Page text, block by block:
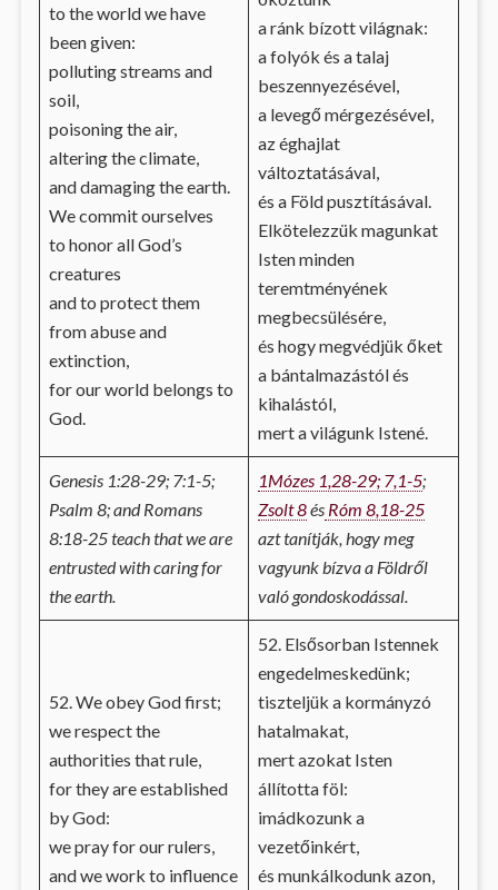
to the world we have
been given:
polluting streams and
soil,
poisoning the air,
altering the climate,
and damaging the earth.
We commit ourselves
to honor all God’s
creatures
and to protect them
from abuse and
extinction,
for our world belongs to
God.
a ránk bízott világnak:
a folyók és a talaj
beszennyezésével,
a levegő mérgezésével,
az éghajlat
változtatásával,
és a Föld pusztításával.
Elkötelezzük magunkat
Isten minden
teremtményének
megbecsülésére,
és hogy megvédjük őket
a bántalmazástól és
kihalástól,
mert a világunk Istené.
Genesis 1:28-29; 7:1-5;
Psalm 8; and Romans
8:18-25 teach that we are
entrusted with caring for
the earth.
1Mózes 1,28-29; 7,1-5;
Zsolt 8ésRóm 8,18-25
azt tanítják, hogy meg
vagyunk bízva a Földről
való gondoskodással.
52. We obey God first;
we respect the
authorities that rule,
for they are established
by God:
we pray for our rulers,
and we work to influence
52. Elsősorban Istennek
engedelmeskedünk;
tiszteljük a kormányzó
hatalmakat,
mert azokat Isten
állította föl:
imádkozunk a
vezetőinkért,
és munkálkodunk azon,